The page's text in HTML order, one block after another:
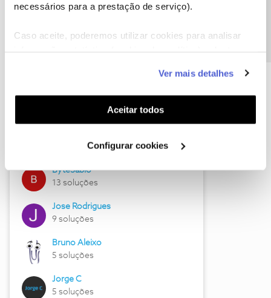
necessários para a prestação de serviço).
Caso aceite, poderemos utilizar cookies para analisar
funcionalidades (cookies de personalização e
funcionalidade) e adaptar anúncios aos seus interesses
(cookies de publicidade personalizada). Pode gerir a
utilização dos cookies clicando em "Configurar
Ver mais detalhes
Aceitar todos
Configurar cookies
Hall of Fame de julho
17 soluções
ByteSábio
13 soluções
Jose Rodrigues
9 soluções
Bruno Aleixo
5 soluções
Jorge C
5 soluções